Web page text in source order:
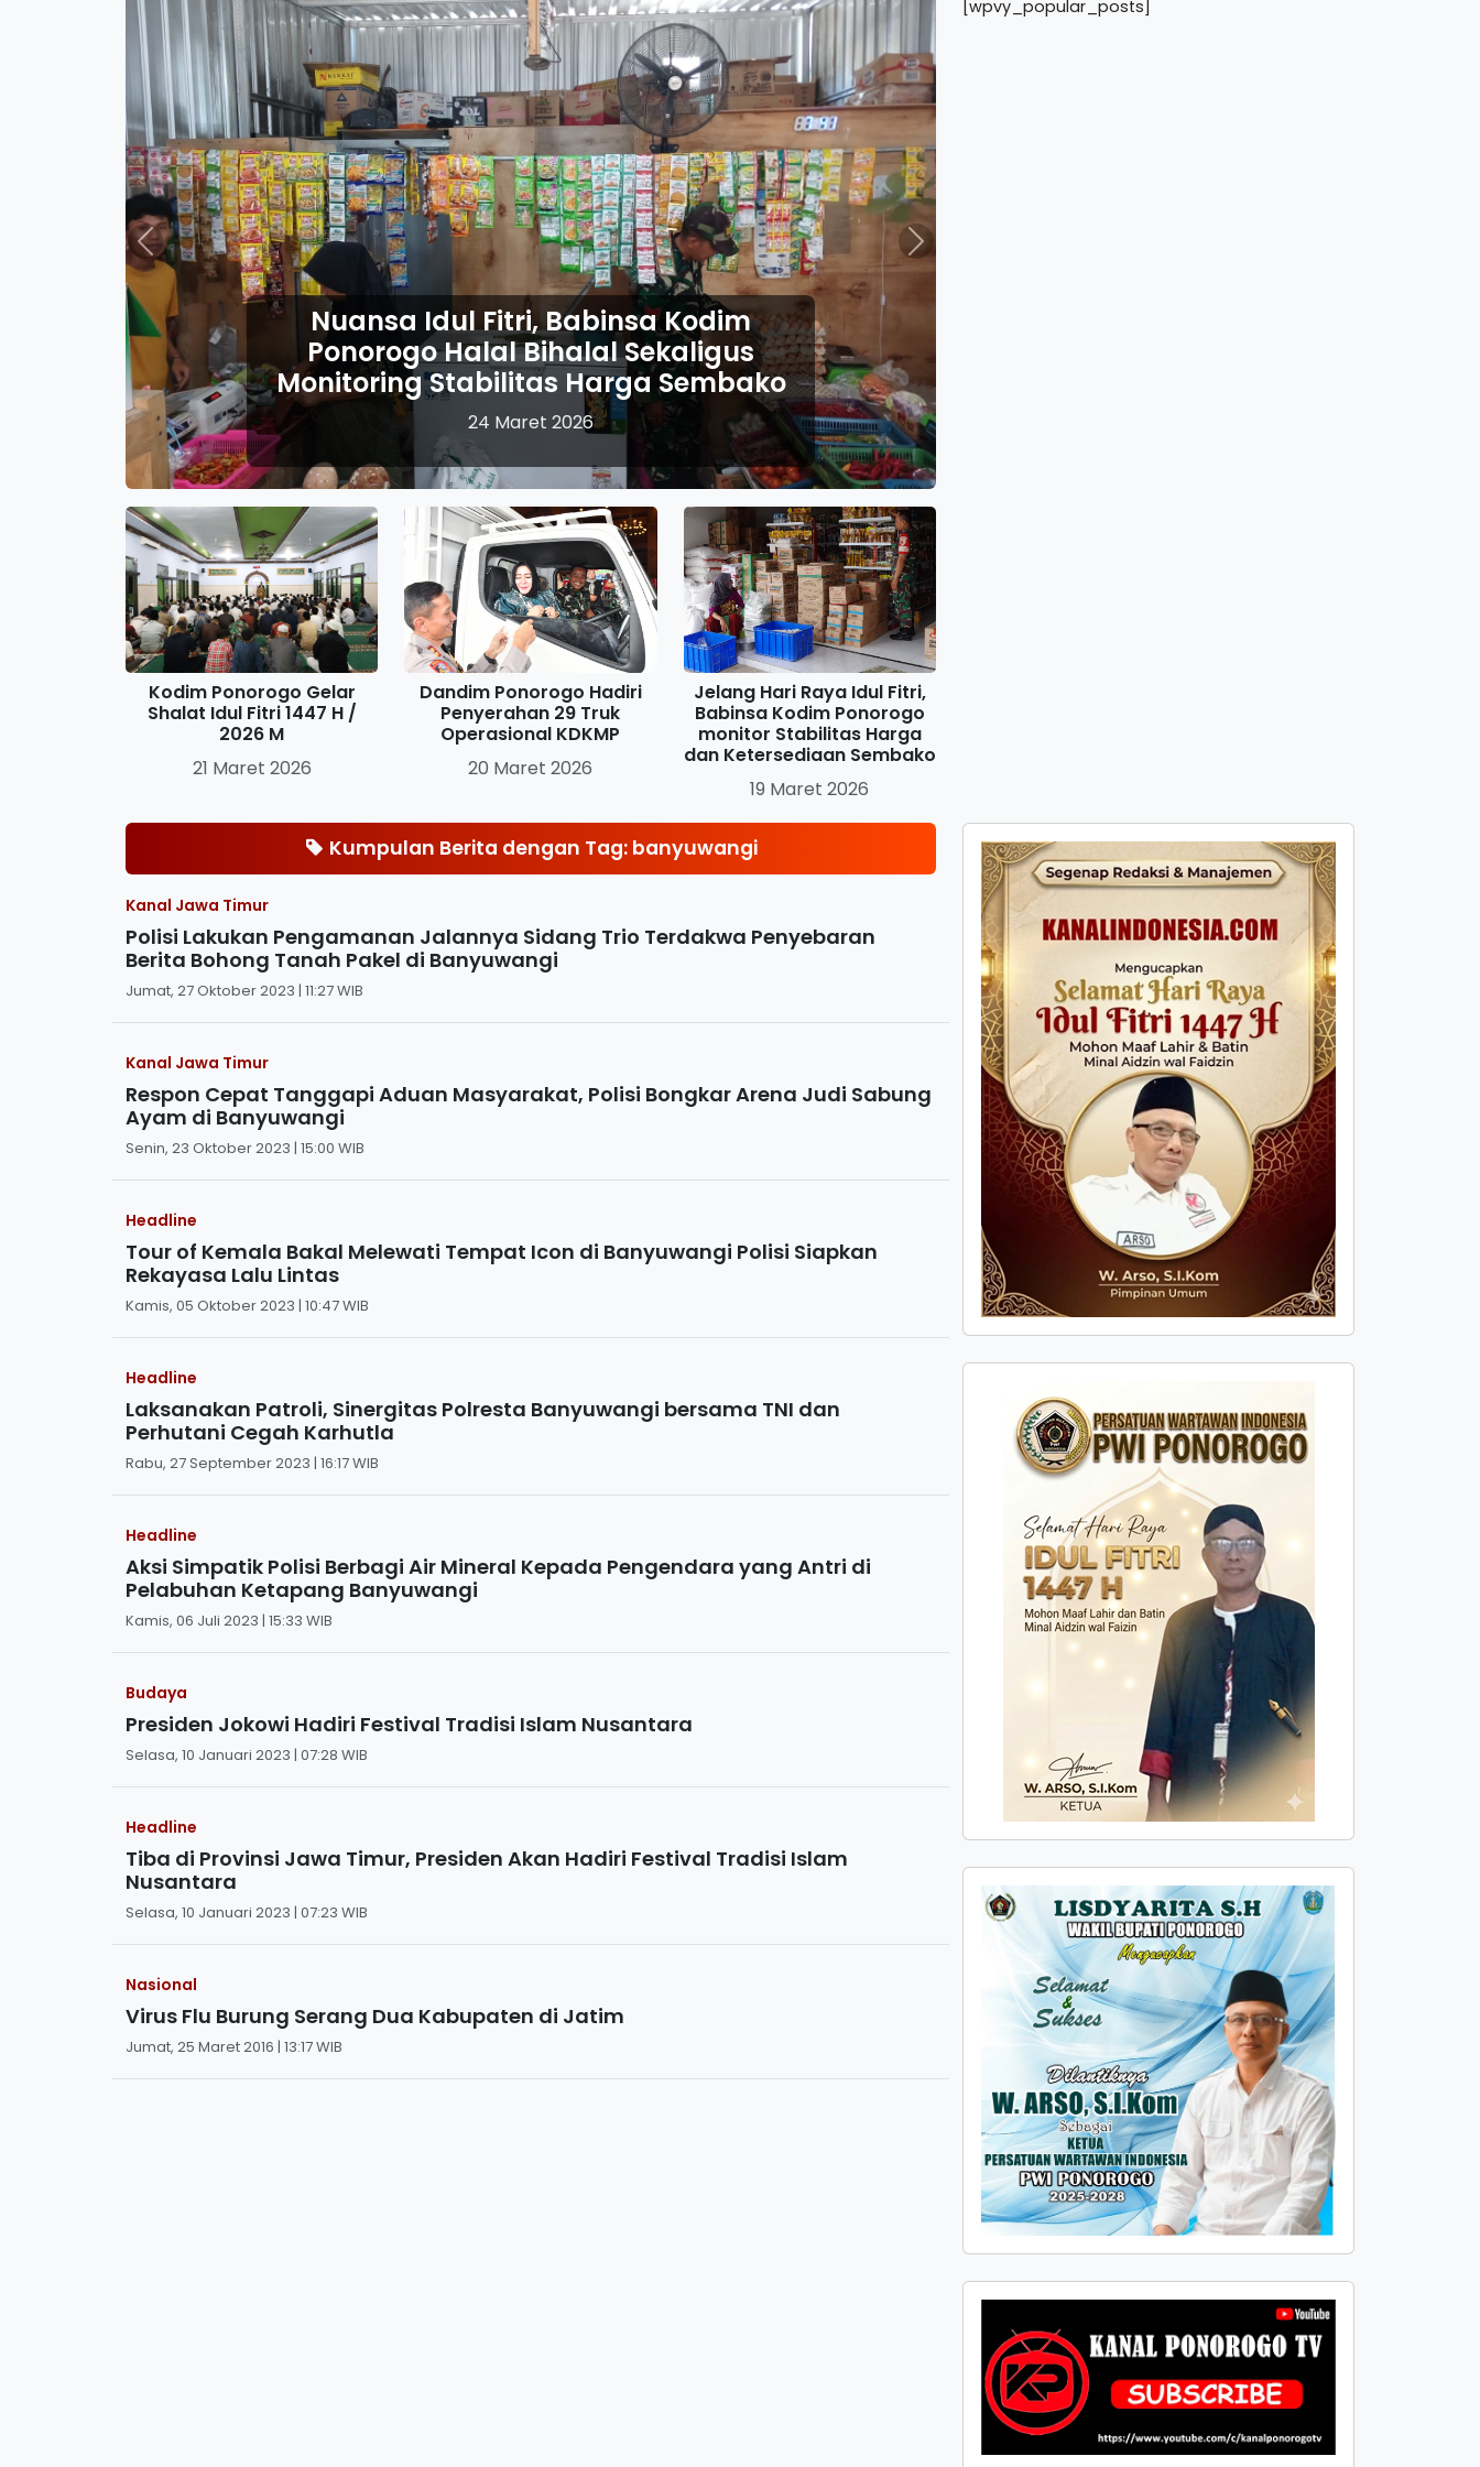
Idul Fitri, Babinsa Kodim
Halal Bihalal Sekaligus
Stabilitas Harga Sembako
24 Maret 2026
Idul Fitri 1447 H, Anggota Kodim
Ponorogo Perkuat Pengamanan dan
Pelayanan Ketupat Semeru 2026
23 Maret 2026
Previous Next
Kodim Ponorogo Gelar
Shalat Idul Fitri 1447 H /
2026 M
21 Maret 2026
Dandim Ponorogo Hadiri
Penyerahan 29 Truk
Operasional KDKMP
20 Maret 2026
Jelang Hari Raya Idul Fitri,
Babinsa Kodim Ponorogo
monitor Stabilitas Harga
dan Ketersediaan Sembako
19 Maret 2026
[wpvy_popular_posts]
Kumpulan Berita dengan Tag: banyuwangi
Kanal Jawa Timur
Polisi Lakukan Pengamanan Jalannya Sidang Trio Terdakwa Penyebaran
Berita Bohong Tanah Pakel di Banyuwangi
Jumat, 27 Oktober 2023 | 11:27 WIB
Kanal Jawa Timur
Respon Cepat Tanggapi Aduan Masyarakat, Polisi Bongkar Arena Judi Sabung
Ayam di Banyuwangi
Senin, 23 Oktober 2023 | 15:00 WIB
Headline
Tour of Kemala Bakal Melewati Tempat Icon di Banyuwangi Polisi Siapkan
Rekayasa Lalu Lintas
Kamis, 05 Oktober 2023 | 10:47 WIB
Headline
Laksanakan Patroli, Sinergitas Polresta Banyuwangi bersama TNI dan
Perhutani Cegah Karhutla
Rabu, 27 September 2023 | 16:17 WIB
Headline
Aksi Simpatik Polisi Berbagi Air Mineral Kepada Pengendara yang Antri di
Pelabuhan Ketapang Banyuwangi
Kamis, 06 Juli 2023 | 15:33 WIB
Budaya
Presiden Jokowi Hadiri Festival Tradisi Islam Nusantara
Selasa, 10 Januari 2023 | 07:28 WIB
Headline
Tiba di Provinsi Jawa Timur, Presiden Akan Hadiri Festival Tradisi Islam
Nusantara
Selasa, 10 Januari 2023 | 07:23 WIB
Nasional
Virus Flu Burung Serang Dua Kabupaten di Jatim
Jumat, 25 Maret 2016 | 13:17 WIB